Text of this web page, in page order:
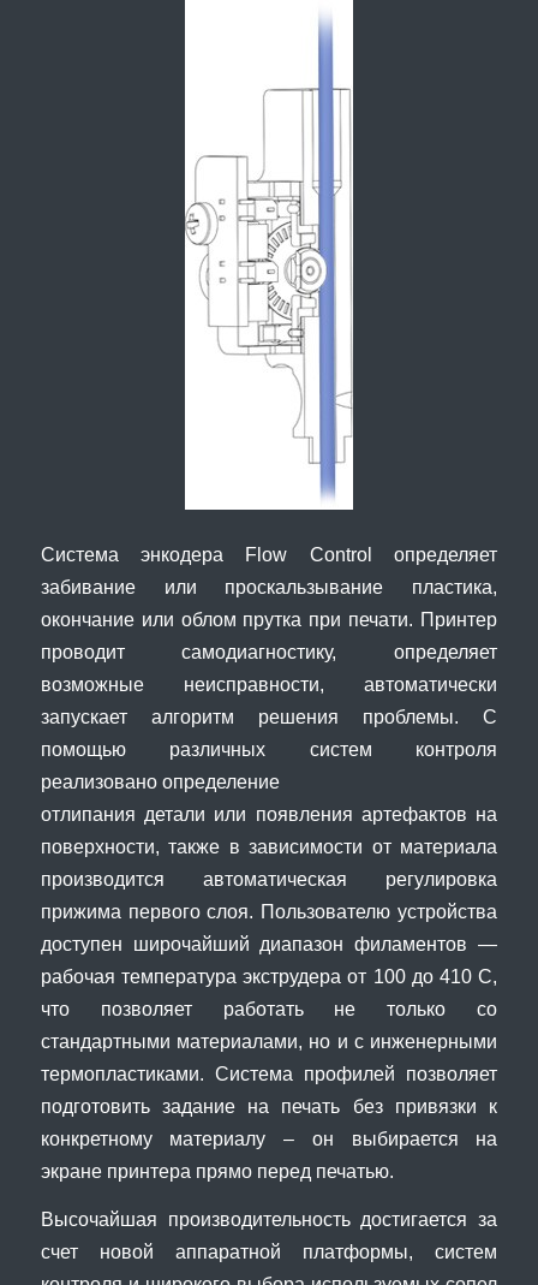
Система энкодера Flow Control определяет
забивание или проскальзывание пластика,
окончание или облом прутка при печати. Принтер
проводит самодиагностику, определяет
возможные неисправности, автоматически
запускает алгоритм решения проблемы. С
помощью различных систем контроля
реализовано определение
отлипания детали или появления артефактов на
поверхности, также в зависимости от материала
производится автоматическая регулировка
прижима первого слоя. Пользователю устройства
доступен широчайший диапазон филаментов —
рабочая температура экструдера от 100 до 410 С,
что позволяет работать не только со
стандартными материалами, но и с инженерными
термопластиками. Система профилей позволяет
подготовить задание на печать без привязки к
конкретному материалу – он выбирается на
экране принтера прямо перед печатью.
Высочайшая производительность достигается за
счет новой аппаратной платформы, систем